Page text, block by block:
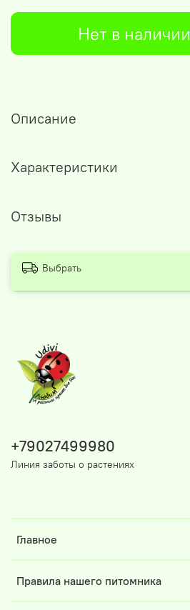
Нет в наличии
Описание
Характеристики
Отзывы
Выбрать
Главное
Правила нашего питомника
+79027499980
Линия заботы о растениях